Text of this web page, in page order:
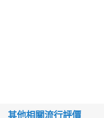
其他相關流行評價